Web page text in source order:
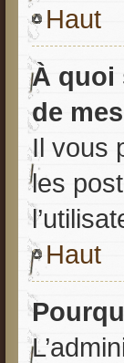
Haut
À quoi
de
Il vous
les
Haut